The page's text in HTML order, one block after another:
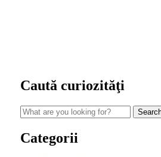
Caută curiozităţi
Search
for:
Categorii